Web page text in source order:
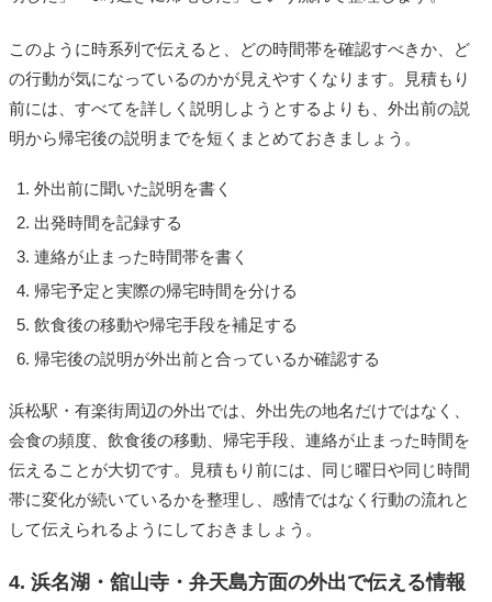
このように時系列で伝えると、どの時間帯を確認すべきか、ど
の行動が気になっているのかが見えやすくなります。見積もり
前には、すべてを詳しく説明しようとするよりも、外出前の説
明から帰宅後の説明までを短くまとめておきましょう。
外出前に聞いた説明を書く
出発時間を記録する
連絡が止まった時間帯を書く
帰宅予定と実際の帰宅時間を分ける
飲食後の移動や帰宅手段を補足する
帰宅後の説明が外出前と合っているか確認する
浜松駅・有楽街周辺の外出では、外出先の地名だけではなく、
会食の頻度、飲食後の移動、帰宅手段、連絡が止まった時間を
伝えることが大切です。見積もり前には、同じ曜日や同じ時間
帯に変化が続いているかを整理し、感情ではなく行動の流れと
して伝えられるようにしておきましょう。
4. 浜名湖・舘山寺・弁天島方面の外出で伝える情報